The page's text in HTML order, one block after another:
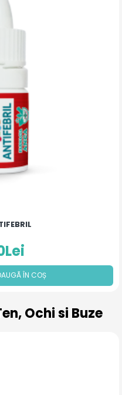
ÎN COȘ
Ochi si Buze